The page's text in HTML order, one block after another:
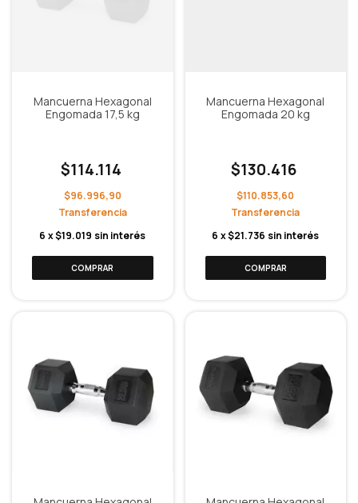
Mancuerna Hexagonal
Engomada 17,5 kg
$114.114
$96.996,90
6 x$19.019 sin interés
Mancuerna Hexagonal
Engomada 20 kg
$130.416
$110.853,60
6 x$21.736 sin interés